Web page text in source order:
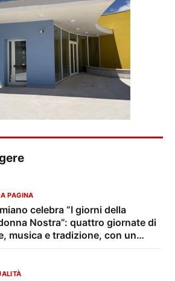
PAGINA
celebra “I giorni della
Nostra”: quattro giornate di
musica e tradizione, con un